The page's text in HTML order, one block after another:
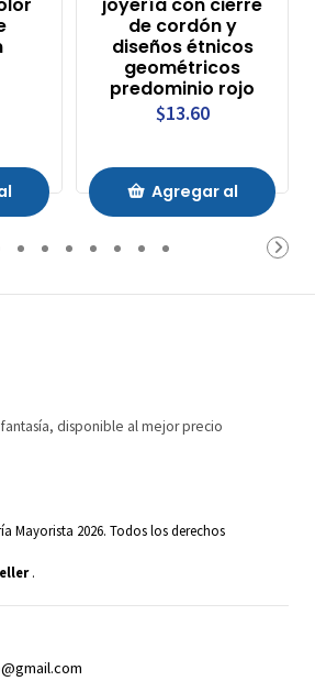
de cordón y
diseños étnicos
geométricos
predominio rojo
$13.60
Agregar al
Carrito
disponible al mejor precio
Mayorista 2026. Todos los derechos
.